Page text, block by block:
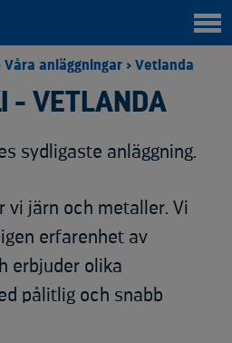
Våra anläggningar > Vetlanda
- VETLANDA
sydligaste anläggning.
vi järn och metaller. Vi
erfarenhet av
erbjuder olika
pålitlig och snabb